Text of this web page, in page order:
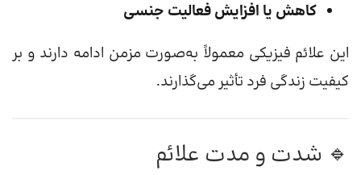
کاهش یا افزایش فعالیت جنسی
این علائم فیزیکی معمولاً به‌صورت مزمن ادامه دارند و بر
کیفیت زندگی فرد تأثیر می‌گذارند.
🔹 شدت و مدت علائم